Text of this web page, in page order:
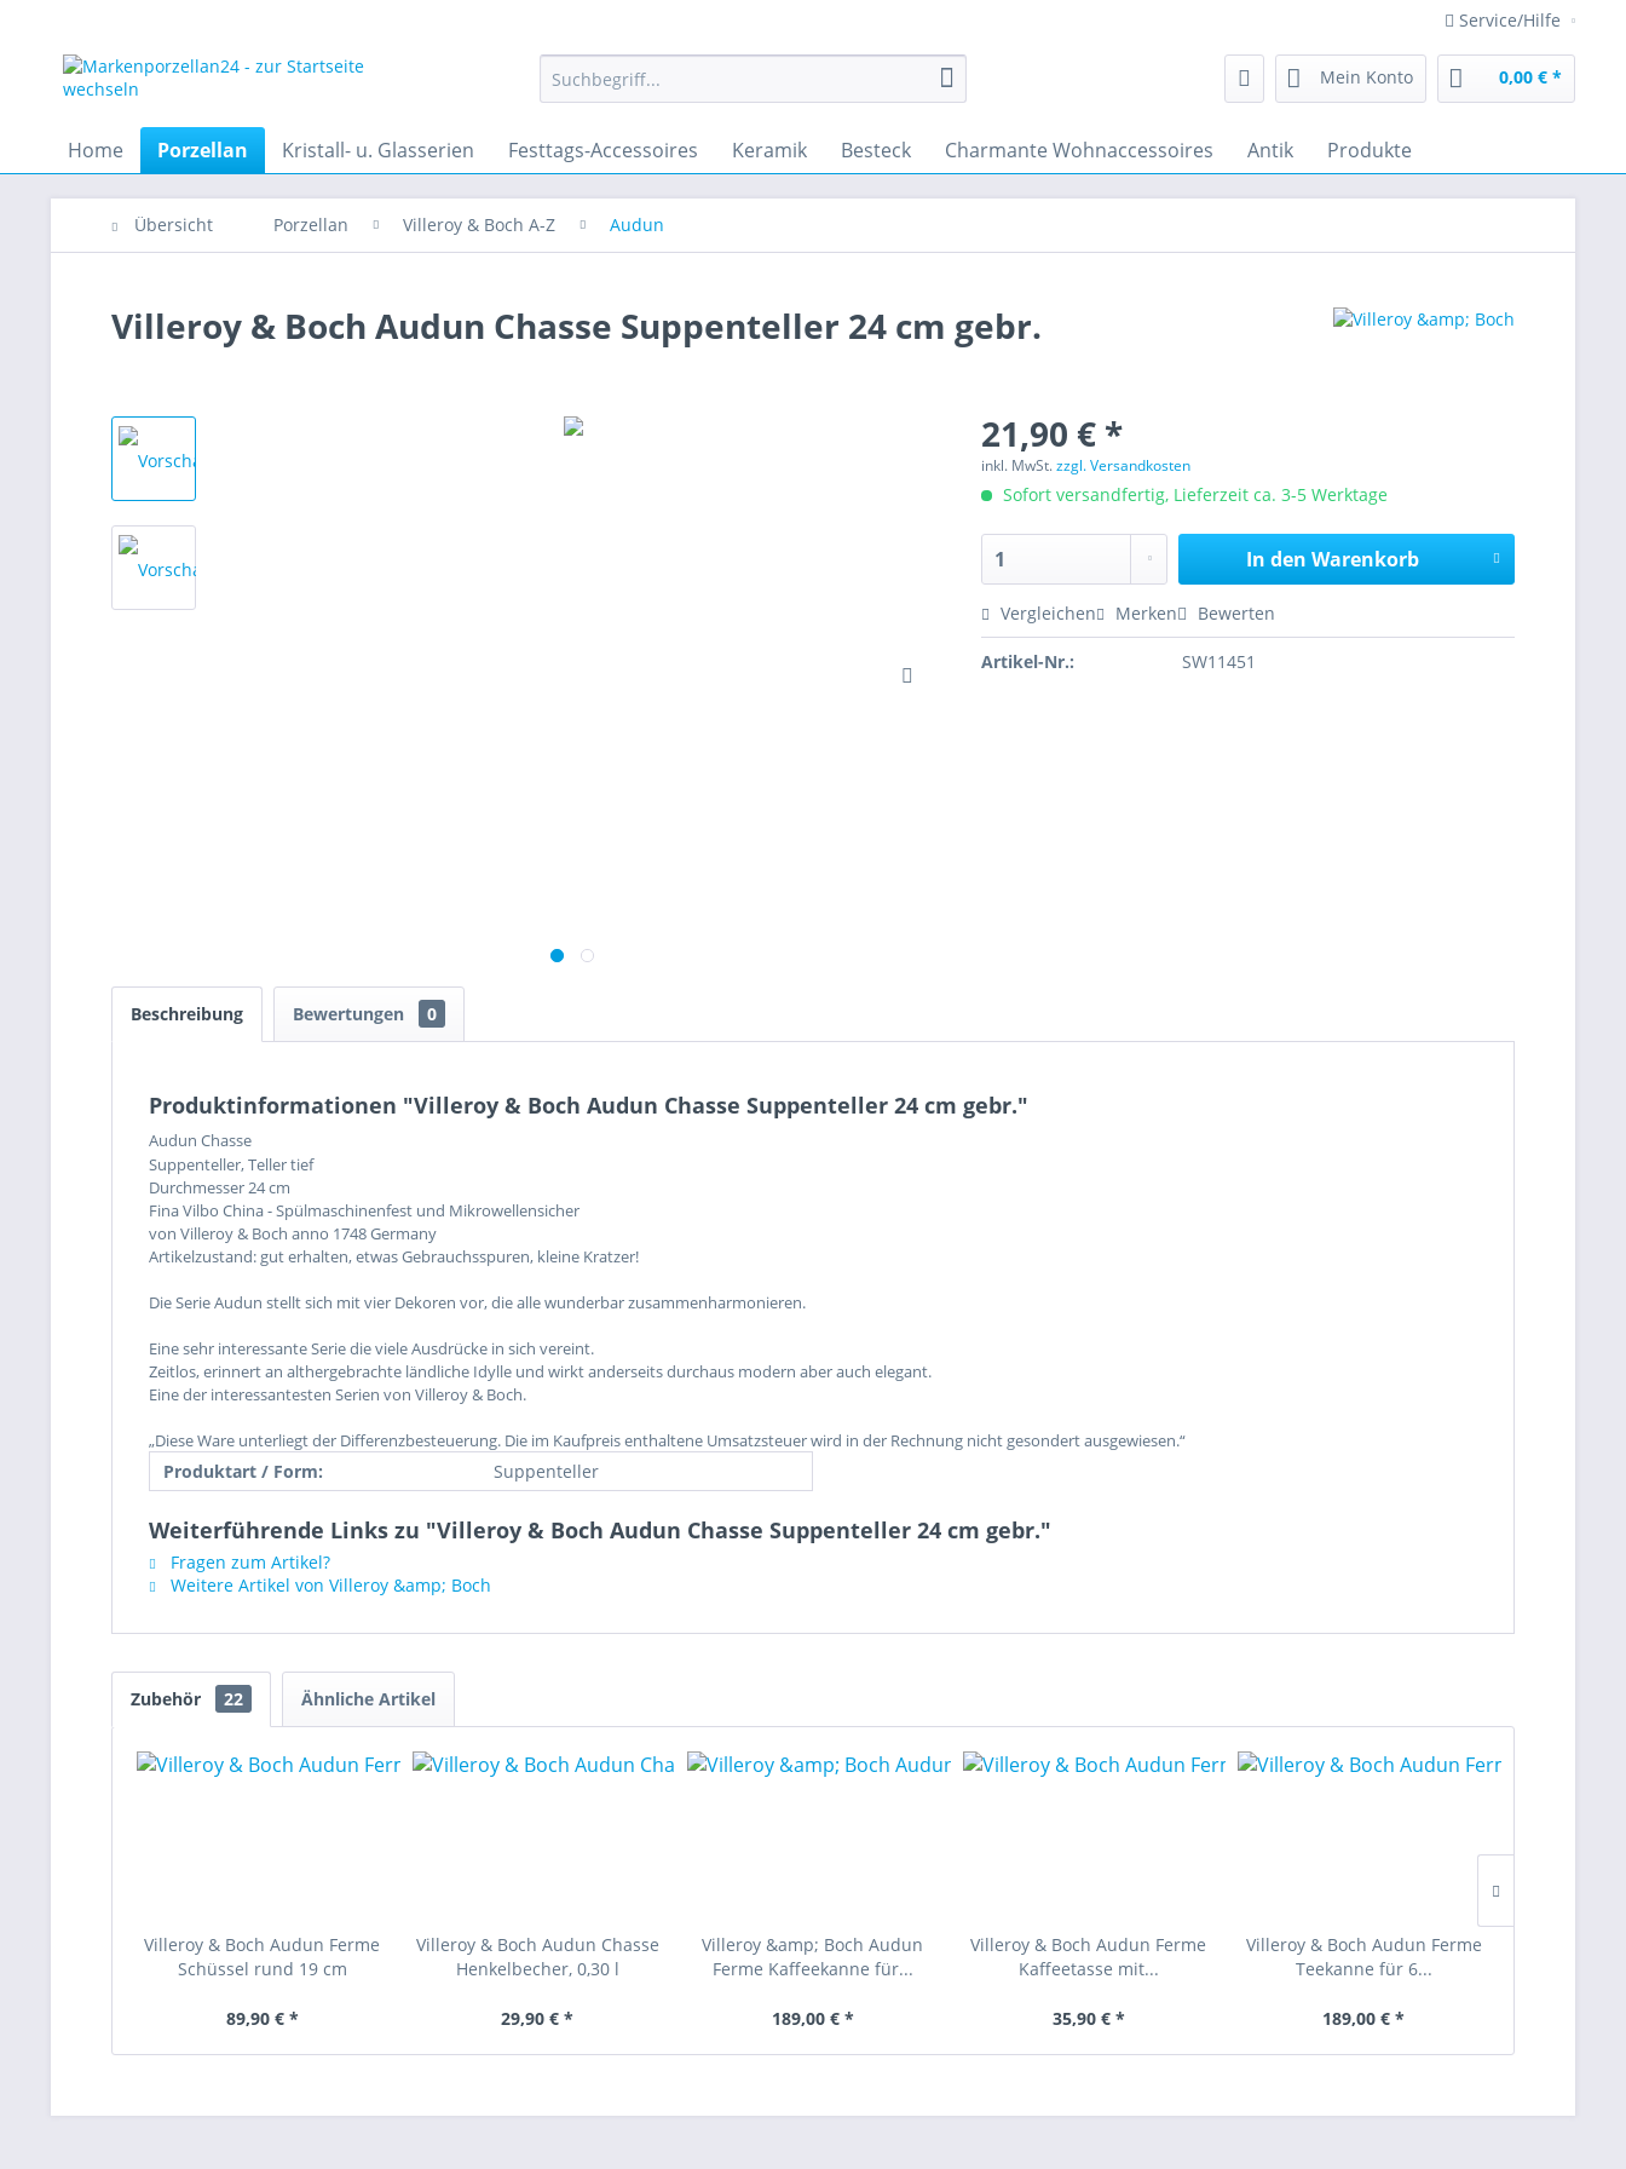
Service/Hilfe
Mein Konto 0,00 € *
Home Porzellan Kristall- u. Glasserien Festtags-Accessoires Keramik Besteck Charmante Wohnaccessoires Antik Produkte
Übersicht Porzellan Villeroy & Boch A-Z Audun
Villeroy & Boch Audun Chasse Suppenteller 24 cm gebr.
21,90 € *
inkl. MwSt.zzgl. Versandkosten
Sofort versandfertig, Lieferzeit ca. 3-5 Werktage
In den Warenkorb
Vergleichen Merken Bewerten
Artikel-Nr.: SW11451
Beschreibung Bewertungen 0
Produktinformationen "Villeroy & Boch Audun Chasse Suppenteller 24 cm gebr."
Audun Chasse
Suppenteller, Teller tief
Durchmesser 24 cm
Fina Vilbo China - Spülmaschinenfest und Mikrowellensicher
von Villeroy & Boch anno 1748 Germany
Artikelzustand: gut erhalten, etwas Gebrauchsspuren, kleine Kratzer!
Die Serie Audun stellt sich mit vier Dekoren vor, die alle wunderbar zusammenharmonieren.
Eine sehr interessante Serie die viele Ausdrücke in sich vereint.
Zeitlos, erinnert an althergebrachte ländliche Idylle und wirkt anderseits durchaus modern aber auch elegant.
Eine der interessantesten Serien von Villeroy & Boch.
„Diese Ware unterliegt der Differenzbesteuerung. Die im Kaufpreis enthaltene Umsatzsteuer wird in der Rechnung nicht gesondert ausgewiesen.“
Produktart / Form: Suppenteller
Weiterführende Links zu "Villeroy & Boch Audun Chasse Suppenteller 24 cm gebr."
Fragen zum Artikel?
Weitere Artikel von Villeroy &amp; Boch
Zubehör 22 Ähnliche Artikel
Villeroy & Boch Audun Ferme
Schüssel rund 19 cm
89,90 € *
Villeroy & Boch Audun Chasse
Henkelbecher, 0,30 l
29,90 € *
Villeroy &amp; Boch Audun
Ferme Kaffeekanne für...
189,00 € *
Villeroy & Boch Audun Ferme
Kaffeetasse mit...
35,90 € *
Villeroy & Boch Audun Ferme
Teekanne für 6...
189,00 € *